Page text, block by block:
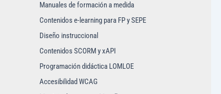
Manuales de formación a medida
Contenidos e-learning para FP y SEPE
Diseño instruccional
Contenidos SCORM y xAPI
Programación didáctica LOMLOE
Accesibilidad WCAG